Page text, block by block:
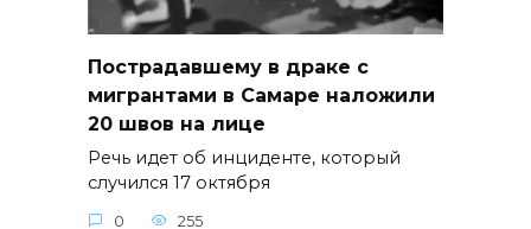
Пострадавшему в драке с
мигрантами в Самаре наложили
20 швов на лице
Речь идет об инциденте, который
случился 17 октября
0 255